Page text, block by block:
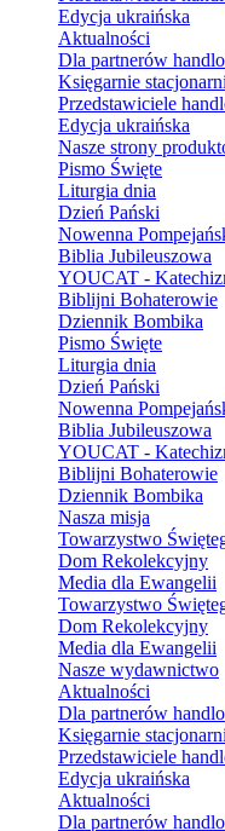
Edycja ukraińska
Aktualności
Dla partnerów
Księgarnie
Przedstawiciele
Edycja ukraińska
Nasze strony
Pismo Święte
Liturgia dnia
Dzień Pański
Nowenna
Biblia Jubileuszowa
YOUCAT -
Biblijni Bohaterowie
Dziennik Bombika
Pismo Święte
Liturgia dnia
Dzień Pański
Nowenna
Biblia Jubileuszowa
YOUCAT -
Biblijni Bohaterowie
Dziennik Bombika
Nasza misja
Towarzystwo
Dom Rekolekcyjny
Media dla Ewangelii
Towarzystwo
Dom Rekolekcyjny
Media dla Ewangelii
Nasze wydawnictwo
Aktualności
Dla partnerów
Księgarnie
Przedstawiciele
Edycja ukraińska
Aktualności
Dla partnerów